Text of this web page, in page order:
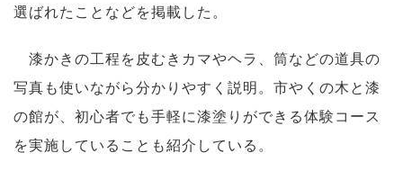
選ばれたことなどを掲載した。
漆かきの工程を皮むきカマやヘラ、筒などの道具の
写真も使いながら分かりやすく説明。市やくの木と漆
の館が、初心者でも手軽に漆塗りができる体験コース
を実施していることも紹介している。